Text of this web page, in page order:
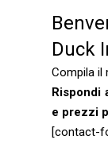
Duck
Compila il
Rispondi
e prezzi
[contact-